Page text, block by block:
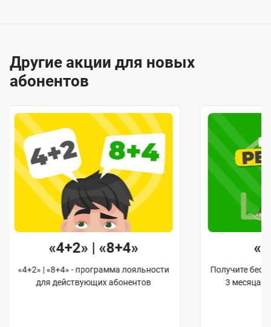
Другие акции для новых
абонентов
«4+2» | «8+4»
«4+2» | «8+4» - программа лояльности
для действующих абонентов
Получите
3 месяца